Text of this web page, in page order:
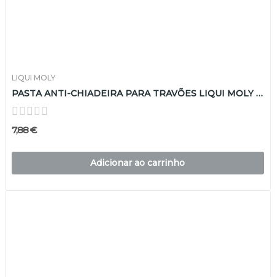
LIQUI MOLY
PASTA ANTI-CHIADEIRA PARA TRAVÕES LIQUI MOLY 150GR
7,88 €
Adicionar ao carrinho